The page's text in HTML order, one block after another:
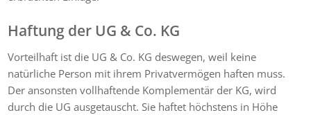
Haftung der UG & Co. KG
Vorteilhaft ist die UG & Co. KG deswegen, weil keine
natürliche Person mit ihrem Privatvermögen haften muss.
Der ansonsten vollhaftende Komplementär der KG, wird
durch die UG ausgetauscht. Sie haftet höchstens in Höhe